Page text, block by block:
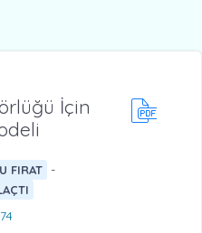
İçin
FIRAT -